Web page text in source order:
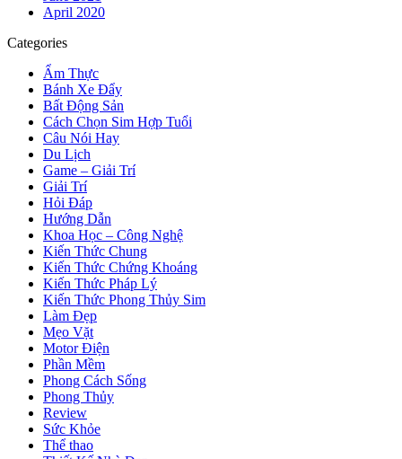
April 2020
Categories
Ẩm Thực
Bánh Xe Đẩy
Bất Động Sản
Cách Chọn Sim Hợp Tuổi
Câu Nói Hay
Du Lịch
Game – Giải Trí
Giải Trí
Hỏi Đáp
Hướng Dẫn
Khoa Học – Công Nghệ
Kiến Thức Chung
Kiến Thức Chứng Khoáng
Kiến Thức Pháp Lý
Kiến Thức Phong Thủy Sim
Làm Đẹp
Mẹo Vặt
Motor Điện
Phần Mềm
Phong Cách Sống
Phong Thủy
Review
Sức Khỏe
Thể thao